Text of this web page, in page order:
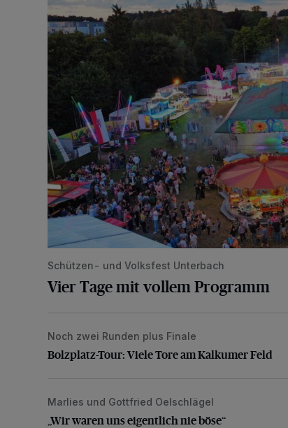
Vier Tage mit vollem Programm
Schützen- und Volksfest Unterbach
Vier Tage mit vollem Programm
Bolzplatz-Tour: Viele Tore am Kalkumer Feld
Noch zwei Runden plus Finale
Bolzplatz-Tour: Viele Tore am Kalkumer Feld
„Wir waren uns eigentlich nie böse“
Marlies und Gottfried Oelschlägel
„Wir waren uns eigentlich nie böse“